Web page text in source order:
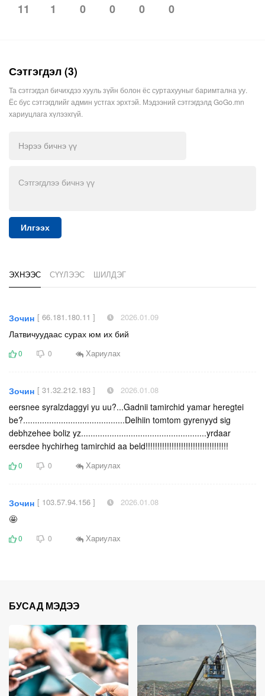
11 1 0 0 0 0
Сэтгэгдэл (3)
Та сэтгэгдэл бичихдээ хууль зүйн болон ёс суртахууныг баримтална уу.
Ёс бус сэтгэгдлийг админ устгах эрхтэй. Мэдээний сэтгэгдэлд GoGo.mn
хариуцлага хүлээхгүй.
Илгээх
ЭХНЭЭС СҮҮЛЭЭС ШИЛДЭГ
Зочин [ 66.181.180.11 ] 2026.01.09
Латвичуудаас сурах юм их бий
0 0 Хариулах
Зочин [ 31.32.212.183 ] 2026.01.08
eersnee syralzdaggyi yu uu?...Gadnii tamirchid yamar heregtei
be?...........................................Delhiin tomtom gyrenyyd sig
debhzehee boliz yz.....................................................yrdaar
eersdee hychirheg tamirchid aa beld!!!!!!!!!!!!!!!!!!!!!!!!!!!!!!!!!!!
0 0 Хариулах
Зочин [ 103.57.94.156 ] 2026.01.08
🤩
0 0 Хариулах
БУСАД МЭДЭЭ